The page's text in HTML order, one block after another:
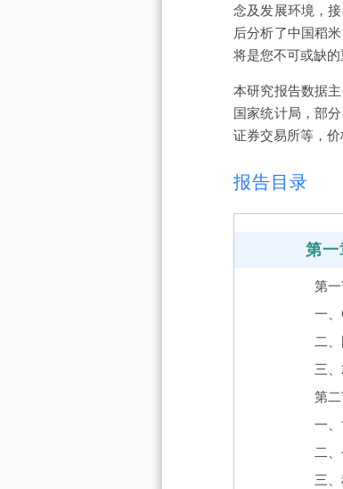
念及发展环境，
后分析了中国稻
将是您不可或缺的
本研究报告数据
国家统计局，部
证券交易所等，价
报告目录
第
第
一
二
三
第
一
二
三